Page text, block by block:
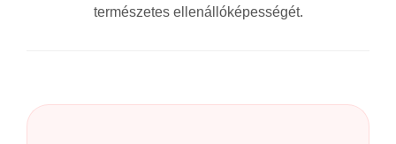
természetes ellenállóképességét.